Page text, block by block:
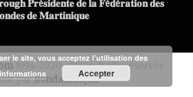
𝐏𝐫é𝐬𝐢𝐝𝐞𝐧𝐭𝐞 𝐝𝐞 𝐥𝐚 𝐅é𝐝é𝐫𝐚𝐭𝐢𝐨𝐧 𝐝𝐞𝐬
𝐝𝐞 𝐌𝐚𝐫𝐭𝐢𝐧𝐢𝐪𝐮𝐞
1994-2020 - Tous droits réservés
parBondamanjak
le site, vous acceptez l’utilisation des
Accepter